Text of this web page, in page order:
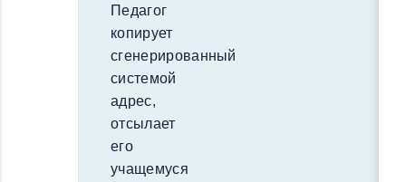
Педагог
копирует
сгенерированный
системой
адрес,
отсылает
его
учащемуся